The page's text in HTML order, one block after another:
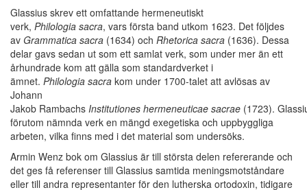
Glassius skrev ett omfattande hermeneutiskt
verk, Philologia sacra, vars första band utkom 1623. Det följdes
av Grammatica sacra (1634) och Rhetorica sacra (1636). Dessa
delar gavs sedan ut som ett samlat verk, som under mer än ett
århundrade kom att gälla som standardverket i
ämnet. Philologia sacra kom under 1700-talet att avlösas av
Johann
Jakob Rambachs Institutiones hermeneuticae sacrae (1723).
förutom nämnda verk en mängd exegetiska och uppbyggliga
arbeten, vilka finns med i det material som undersöks.
Armin Wenz bok om Glassius är till största delen refererande och
det ges få referenser till Glassius samtida meningsmotståndare
eller till andra representanter för den lutherska ortodoxin, tidigare